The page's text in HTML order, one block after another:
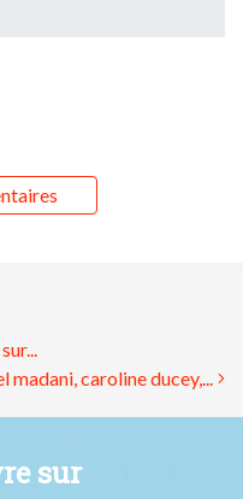
madani, caroline ducey,...
sur